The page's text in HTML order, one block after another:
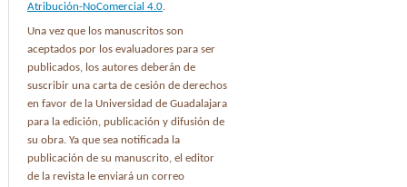
Atribución-NoComercial 4.0.
Una vez que los manuscritos son
aceptados por los evaluadores para ser
publicados, los autores deberán de
suscribir una carta de cesión de derechos
en favor de la Universidad de Guadalajara
para la edición, publicación y difusión de
su obra. Ya que sea notificada la
publicación de su manuscrito, el editor
de la revista le enviará un correo